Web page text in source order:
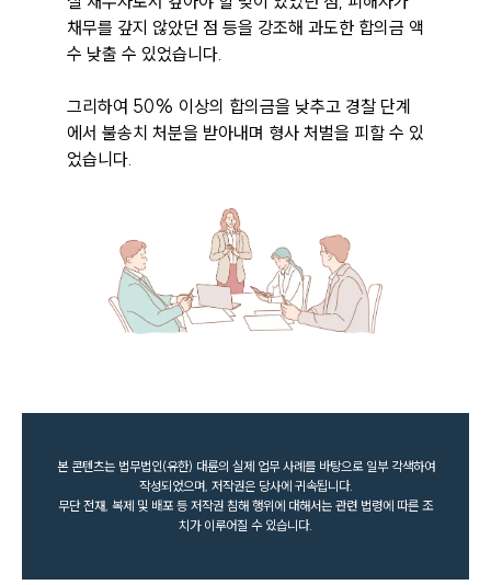
채무를 갚지 않았던 점 등을 강조해 과도한 합의금 액
수 낮출 수 있었습니다.
그리하여 50% 이상의 합의금을 낮추고 경찰 단계
에서 불송치 처분을 받아내며 형사 처벌을 피할 수 있
었습니다.
본 콘텐츠는 법무법인(유한) 대륜의 실제 업무 사례를 바탕으로 일부 각색하여
작성되었으며, 저작권은 당사에 귀속됩니다.
무단 전재, 복제 및 배포 등 저작권 침해 행위에 대해서는 관련 법령에 따른 조
치가 이루어질 수 있습니다.